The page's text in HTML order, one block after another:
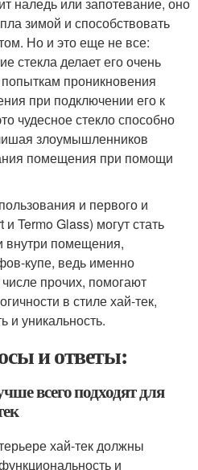
зимой и способствовать
Но и это еще не все:
стекла делает его очень
проникновения
при подключении его к
чудесное стекло способно
злоумышленников
помещения при помощи
и первого и
и Termo Glass) могут стать
внутри помещения,
купе, ведь именно
прочих, помогают
в стиле хай-тек,
и уникальность.
и ответы:
всего подходят для
хай-тек должны
и